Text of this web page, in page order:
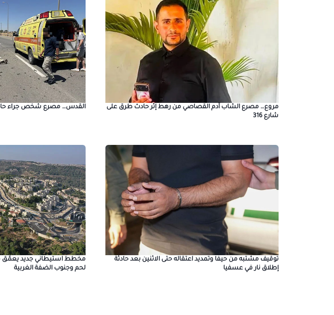
مروع… مصرع الشاب آدم القصاصي من رهط إثر حادث طرق على
شارع 316
القدس… مصرع شخص جراء
توقيف مشتبه من حيفا وتمديد اعتقاله حتى الاثنين بعد حادثة
إطلاق نار في عسفيا
مخطط استيطاني جديد
لحم وجنوب الضفة الغربية